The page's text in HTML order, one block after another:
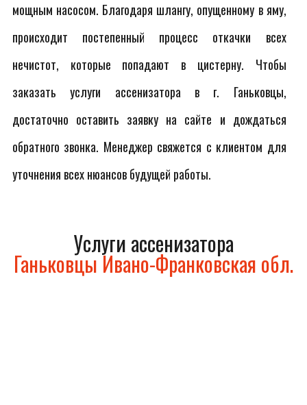
мощным насосом. Благодаря шлангу, опущенному в яму,
происходит постепенный процесс откачки всех
нечистот, которые попадают в цистерну. Чтобы
заказать услуги ассенизатора в г. Ганьковцы,
достаточно оставить заявку на сайте и дождаться
обратного звонка. Менеджер свяжется с клиентом для
уточнения всех нюансов будущей работы.
Услуги ассенизатора
Ганьковцы Ивано-Франковская обл.